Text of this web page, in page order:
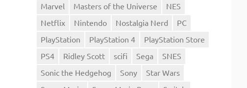
Marvel
Masters of the Universe
NES
Netflix
Nintendo Nostalgia Nerd
PC
PlayStation
PlayStation 4
PlayStation Store
PS4
Ridley Scott scifi Sega
SNES
Sonic the Hedgehog
Sony
Star Wars